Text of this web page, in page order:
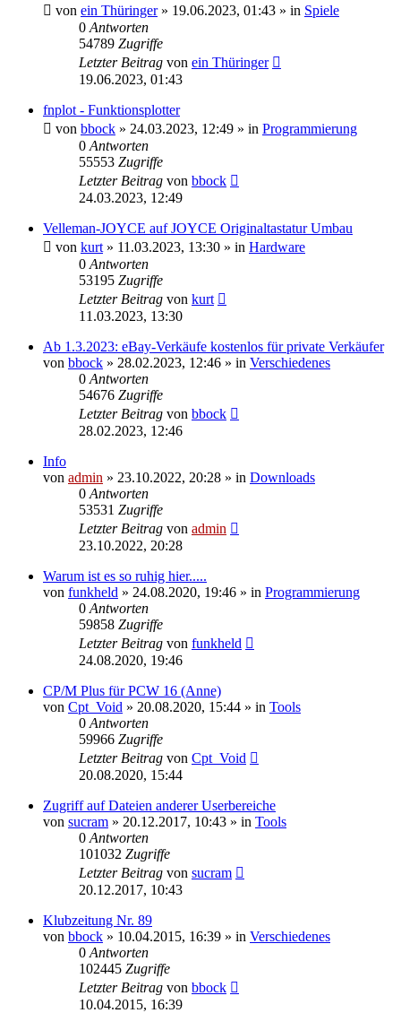
von ein Thüringer» 19.06.2023, 01:43 » in Spiele
0 Antworten
54789 Zugriffe
Letzter Beitrag von ein Thüringer
19.06.2023, 01:43
fnplot - Funktionsplotter
von bbock » 24.03.2023, 12:49 » in Programmierung
0 Antworten
55553 Zugriffe
Letzter Beitrag von bbock
24.03.2023, 12:49
Velleman-JOYCE auf JOYCE Originaltastatur Umbau
von kurt » 11.03.2023, 13:30 » in Hardware
0 Antworten
53195 Zugriffe
Letzter Beitrag von kurt
11.03.2023, 13:30
Ab 1.3.2023: eBay-Verkäufe kostenlos für private Verkäufer
von bbock » 28.02.2023, 12:46 » in Verschiedenes
0 Antworten
54676 Zugriffe
Letzter Beitrag von bbock
28.02.2023, 12:46
Info
von admin » 23.10.2022, 20:28 » in Downloads
0 Antworten
53531 Zugriffe
Letzter Beitrag von admin
23.10.2022, 20:28
Warum ist es so ruhig hier.....
von funkheld » 24.08.2020, 19:46 » in Programmierung
0 Antworten
59858 Zugriffe
Letzter Beitrag von funkheld
24.08.2020, 19:46
CP/M Plus für PCW 16 (Anne)
von Cpt_Void » 20.08.2020, 15:44 » in Tools
0 Antworten
59966 Zugriffe
Letzter Beitrag von Cpt_Void
20.08.2020, 15:44
Zugriff auf Dateien anderer Userbereiche
von sucram » 20.12.2017, 10:43 » in Tools
0 Antworten
101032 Zugriffe
Letzter Beitrag von sucram
20.12.2017, 10:43
Klubzeitung Nr. 89
von bbock » 10.04.2015, 16:39 » in Verschiedenes
0 Antworten
102445 Zugriffe
Letzter Beitrag von bbock
10.04.2015, 16:39